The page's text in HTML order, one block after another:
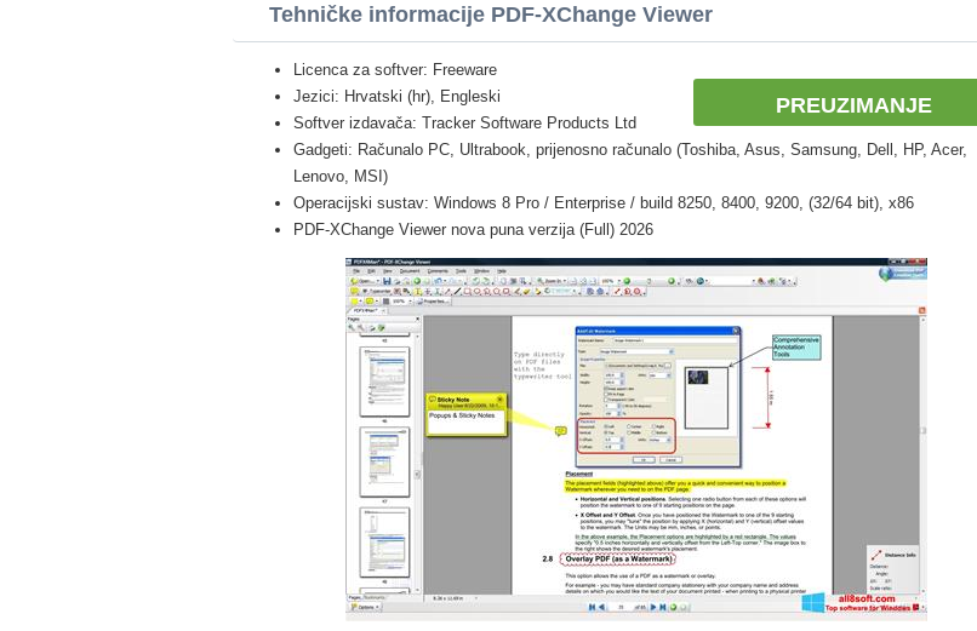
Tehničke informacije PDF-XChange Viewer
PREUZIMANJE
Licenca za softver: Freeware
Jezici: Hrvatski (hr), Engleski
Softver izdavača: Tracker Software Products Ltd
Gadgeti: Računalo PC, Ultrabook, prijenosno računalo (Toshiba, Asus, Samsung, Dell, HP, Acer,
Lenovo, MSI)
Operacijski sustav: Windows 8 Pro / Enterprise / build 8250, 8400, 9200, (32/64 bit), x86
PDF-XChange Viewer nova puna verzija (Full) 2026